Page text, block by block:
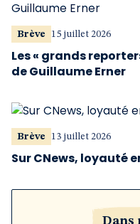
Brève 15 juillet 2026
Les « grands
de Guillaume Erner
Brève 13 juillet 2026
Sur CNews, loyauté
Dans